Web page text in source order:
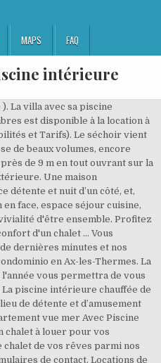
MAPS FAQ
intérieure
privée. piscine privée. Skip to main content The World's #1 Choice for Booking Accommodations Aprovecha la piscina cubierta, el sauna y el estacionamiento en el establecimiento. Consultez tous les chalets encore disponibles à cette date. jardin privatif de m². Une terrasse en façade permet les repas en extérieur, ainsi que la détente avec bain de soleil. Free WiFi in public areas and free self parking are also provided. Avec ses 290m2, dont 4 suites, elle peut accueillir jusqu’à 8 personnes. Infos et réservation : par téléphone au : +33 (0)5 57 26 99 31 casier à ski. C'est un des critères préférés des vacanciers : louer une maison avec piscine privée. Cette maison en pierre avec piscine intérieure chauffée à l'intérieur du Moulin est située au cœur des châteaux du Périgord Noir. Bosquet, prairie et campagne préservée sont l'espace visuel permanent. El Appartement vue mer avec piscine intérieure está situado en Larmor-Plage y ofrece alojamiento con piscina privada, balcón y vistas al jardín. Piscine intérieure chauffée en Provence Une sélection d'hébergements avec piscine intérieure chauffée. Il est possible de se baigner peu importe la saison, même pendant les journées pluvieuses et les plus froides de l'année. La piscine est de belle dimension. Des vacances face à la mer. Réservez votre séjour pour bénéficier du confort d’une piscine couverte toute l’année ! Villa de luxe avec piscine intérieure chauffée ou bien location de vacances avec piscine et jardin pour des barbecues en famille ou entre amis, vous … Discover genuine guest reviews for Villa Marine avec piscine intérieure proche bord de mer along with the latest prices and availability – book now. Route Panoramique de la Vallée - Comté de Madawaska (1). Le chalet comporte 4 chambres, une télévision par satellite, une cuisine équipée avec lave-vaisselle et micro-ondes, un lave-linge et 7 salles de bains pourvues d’une douche. Bienvenue sur le site de gîtes en Bourgogne, nous vous proposons deux gîtes avec piscine intérieure privative chauffée toute l’année à 28°c minimum et accessible 24/24H proche de CLUNY en Bourgogne du sud, l’un pouvant accueillir 14 personnes à BERGESSERIN et l’autre 6 personnes à LOURNAND. Profitez de nos résidences avec piscine intérieure. pour la Saint-Valentin arrive rapidement et c’est le moment idéal pour réserver. L'appartement en duplex de 188m² est situé au sein d'une villa bourgeoise entièrement rénovée. Idéal pour 6 personnes grâce à ses trois chambres avec salles de bains privatives, c’est un lieu de repos raffiné aux prestations haut de gamme. pour des vacances hors saison ou simplement pour avoir la possibilité de nager et de se baigner tous les jours, quelles que soient les conditions climatiques et la température, l'avantage d'une maison de prestige, d'un gite de charme ou d'une villa de luxe équipée d'une piscine intérieure chauffée est indéniable. Piscine intérieure chauffée Potager et mini ferme avec un âne Résidence surplombant le golf d'Abbeville Parc de 3ha avec aire de jeux Entrées pour le parc du Marquenterre cour privative de m². parking privé. Maison avec piscine intérieure . Vous rêvez d’un week-end en famille avec piscine mais craignez le froid ? Il bénéficie d'une situation en campagne, au calme, et d'une vue dégagée sur la campagne. Il possède un balcon. Découvrez des Locations de vacances avec piscine en France. Chaque chambre est climatisée. Photos de la villa l'Anse aux Moines aux Sables d'Olonne. C’est bien connu, l’hiver n’est pas la saison préférée des afficionados de la piscine. Nuestros huéspedes destacan el ambiente familiar en sus reseñas. Grâce aux baies vitrées, vous pourrez même, de la piscine, voir la mer. © Chaletsalouer.com 2021. A Florimont-Gaumier, en Dordogne, location d'un ancien séchoir à tabac restauré en location de charme avec piscine extérieure chauffée et piscine intérieure avec équipement spa. Providing free WiFi, Appartement en bord de mer avec piscine intérieure is located on the beachfront in Oostduinkerke-Bad. est situé sur la commune du Brugeron, en Auvergne. Lors de votre séjo